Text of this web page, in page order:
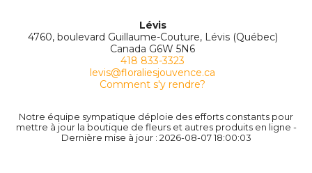
Lévis
4760, boulevard Guillaume-Couture, Lévis (Québec)
Canada G6W 5N6
418 833-3323
levis@floraliesjouvence.ca
Comment s'y rendre?
Notre équipe sympatique déploie des efforts constants pour
mettre à jour la boutique de fleurs et autres produits en ligne -
Dernière mise à jour : 2026-08-07 18:00:03